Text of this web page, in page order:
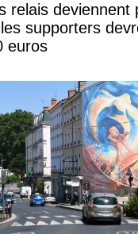
relais deviennent
supporters
euros